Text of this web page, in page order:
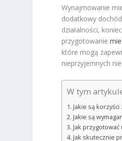
Wynajmowanie
dodatkowy
działalności,
przygotowanie
które mogą
nieprzyjemnych
W tym
Jakie są
Jakie są
Jak
Jak skutecznie